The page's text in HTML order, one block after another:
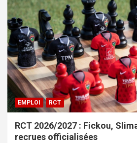
EMPLOI RCT
RCT 2026/2027 : Fickou,
recrues officialisées